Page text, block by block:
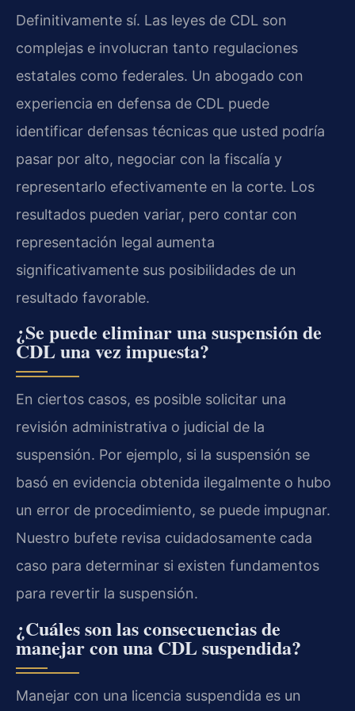
Definitivamente sí. Las leyes de CDL son
complejas e involucran tanto regulaciones
estatales como federales. Un abogado con
experiencia en defensa de CDL puede
identificar defensas técnicas que usted podría
pasar por alto, negociar con la fiscalía y
representarlo efectivamente en la corte. Los
resultados pueden variar, pero contar con
representación legal aumenta
significativamente sus posibilidades de un
resultado favorable.
¿Se puede eliminar una suspensión de
CDL una vez impuesta?
En ciertos casos, es posible solicitar una
revisión administrativa o judicial de la
suspensión. Por ejemplo, si la suspensión se
basó en evidencia obtenida ilegalmente o hubo
un error de procedimiento, se puede impugnar.
Nuestro bufete revisa cuidadosamente cada
caso para determinar si existen fundamentos
para revertir la suspensión.
¿Cuáles son las consecuencias de
manejar con una CDL suspendida?
Manejar con una licencia suspendida es un